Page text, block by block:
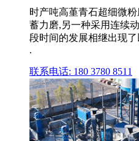
时产吨高堇青石超细微
蓄力磨,另一种采用连续
段时间的发展相继出现
.
联系电话: 180 3780 8511